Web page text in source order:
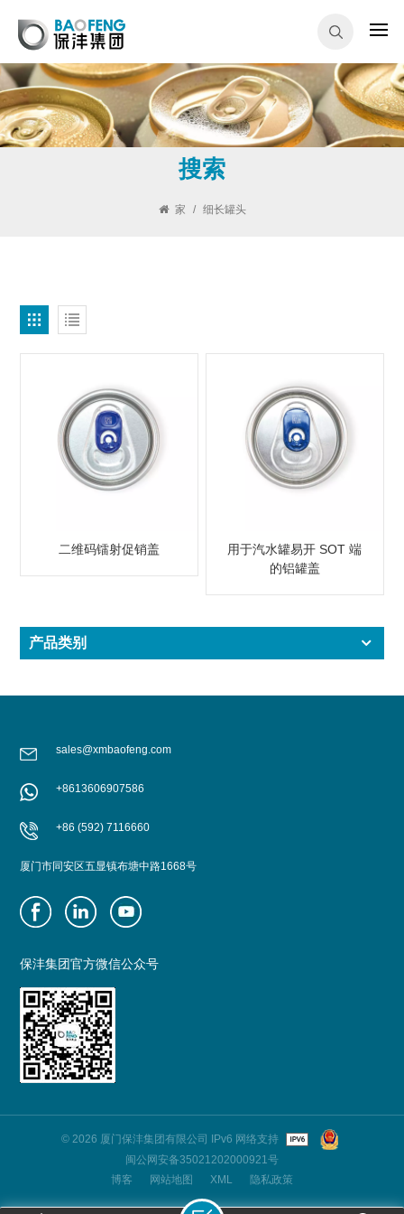
搜索
家 / 细长罐头
二维码镭射促销盖
用于汽水罐易开 SOT 端
的铝罐盖
产品类别
sales@xmbaofeng.com
+8613606907586
+86 (592) 7116660
厦门市同安区五显镇布塘中路1668号
保沣集团官方微信公众号
© 2026 厦门保沣集团有限公司 IPv6 网络支持
闽公网安备35021202000921号
博客
网站地图 XML 隐私政策